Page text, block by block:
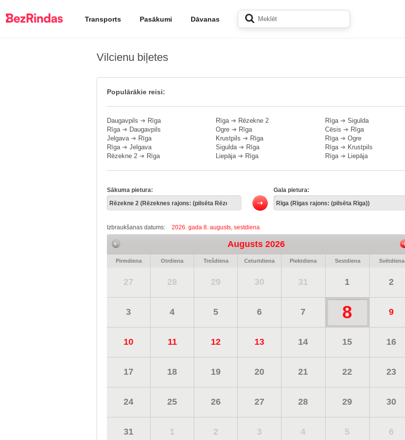
Transports Pasākumi Dāvanas
Vilcienu biļetes
Populārākie reisi:
Daugavpils ➔ Rīga
Rīga➔ Daugavpils
Jelgava➔ Rīga
Rīga➔ Jelgava
Rēzekne 2 ➔ Rīga
Rīga➔ Rēzekne 2
Ogre ➔ Rīga
Krustpils ➔ Rīga
Sigulda➔ Rīga
Liepāja➔ Rīga
Rīga➔ Sigulda
Cēsis ➔ Rīga
Rīga➔ Ogre
Rīga➔ Krustpils
Rīga➔ Liepāja
Sākuma pietura: Gala pietura:
Izbraukšanas datums: 2026. gada 8. augusts, sestdiena
Augusts 2026
Pirmdiena Otrdiena Trešdiena Ceturtdiena Piektdiena Sestdiena Svētdiena
27 28 29 30 31 1 2
3 4 5 6 7 8 9
10 11 12 13 14 15 16
17 18 19 20 21 22 23
24 25 26 27 28 29 30
31 1 2 3 4 5 6